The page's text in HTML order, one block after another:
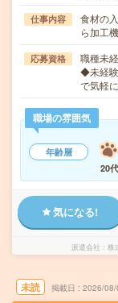
仕事内容
食材の
ら加工
応募資格
職種未
◆未経験
で気軽
職場の雰囲気
年齢層
20代
気になる!
派遣会社 株
未読 掲載日 2026/08/